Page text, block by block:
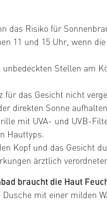
das Risiko für
11 und 15 Uhr, wenn
Stellen am
für das Gesicht nicht
direkten Sonne
mit UVA- und UVB-
Hauttyps.
Kopf und das Gesicht
ärztlich
braucht die Haut
mit einer milden